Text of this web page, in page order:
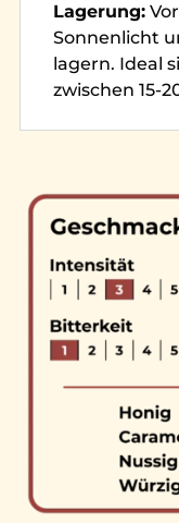
Lagerung:
Sonnenlicht
lagern. Ideal
zwischen 15-